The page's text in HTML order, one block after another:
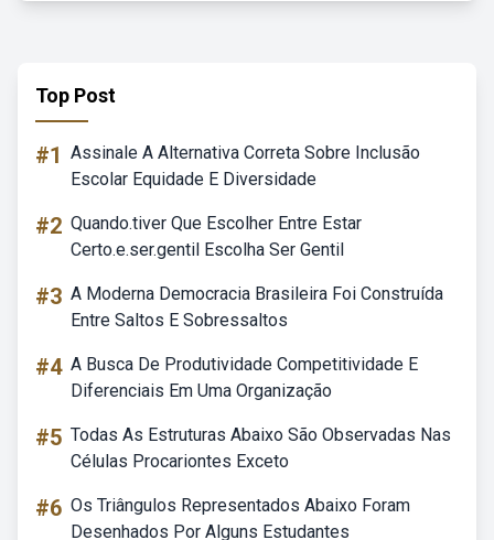
Top Post
#1 Assinale A Alternativa Correta Sobre Inclusão
Escolar Equidade E Diversidade
#2 Quando.tiver Que Escolher Entre Estar
Certo.e.ser.gentil Escolha Ser Gentil
#3 A Moderna Democracia Brasileira Foi Construída
Entre Saltos E Sobressaltos
#4 A Busca De Produtividade Competitividade E
Diferenciais Em Uma Organização
#5 Todas As Estruturas Abaixo São Observadas Nas
Células Procariontes Exceto
#6 Os Triângulos Representados Abaixo Foram
Desenhados Por Alguns Estudantes